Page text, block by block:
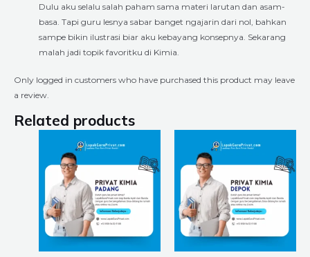
Dulu aku selalu salah paham sama materi larutan dan asam-
basa. Tapi guru lesnya sabar banget ngajarin dari nol, bahkan
sampe bikin ilustrasi biar aku kebayang konsepnya. Sekarang
malah jadi topik favoritku di Kimia.
Only logged in customers who have purchased this product may leave
a review.
Related products
through
Rp8.400.000
has
multiple
variants.
The
may
through
Rp8.400.000
has
multiple
variants.
The
may